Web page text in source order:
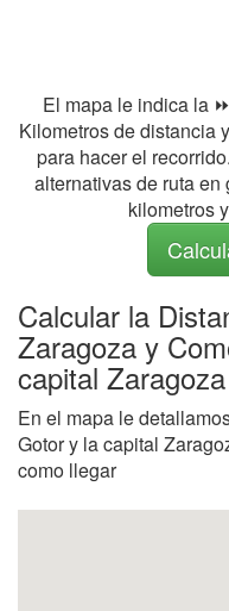
El mapa le indica la
Kilometros de distancia
para hacer el
alternativas de ruta
kilometros
Calcular la
Zaragoza y
capital Zaragoza
En el mapa le
Gotor y la capital
como llegar